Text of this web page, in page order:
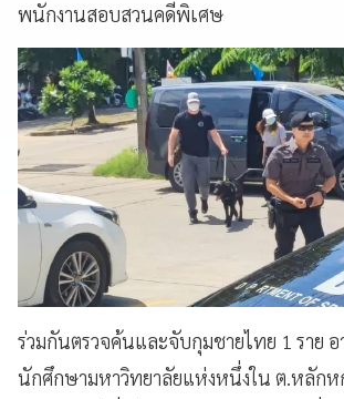
พนักงานสอบสวนคดีพิเศษ
ร่วมกันตรวจค้นและจับกุมชายไทย 1 ราย
นักศึกษามหาวิทยาลัยแห่งหนึ่งใน ต.หลักห